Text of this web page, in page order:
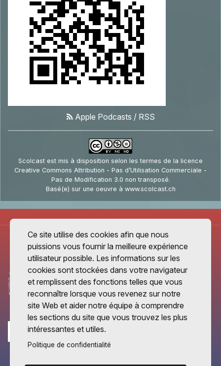
Apple Podcasts / RSS
Scolcast est mis à disposition selon les termes de la licence
Creative Commons Attribution - Pas d’Utilisation Commerciale -
Pas de Modification 3.0 non transposé.
Basé(e) sur une oeuvre à www.scolcast.ch
Ce site utilise des cookies afin que nous
puissions vous fournir la meilleure expérience
utilisateur possible. Les informations sur les
cookies sont stockées dans votre navigateur
et remplissent des fonctions telles que vous
reconnaître lorsque vous revenez sur notre
site Web et aider notre équipe à comprendre
les sections du site que vous trouvez les plus
intéressantes et utiles.
Politique de confidentialité